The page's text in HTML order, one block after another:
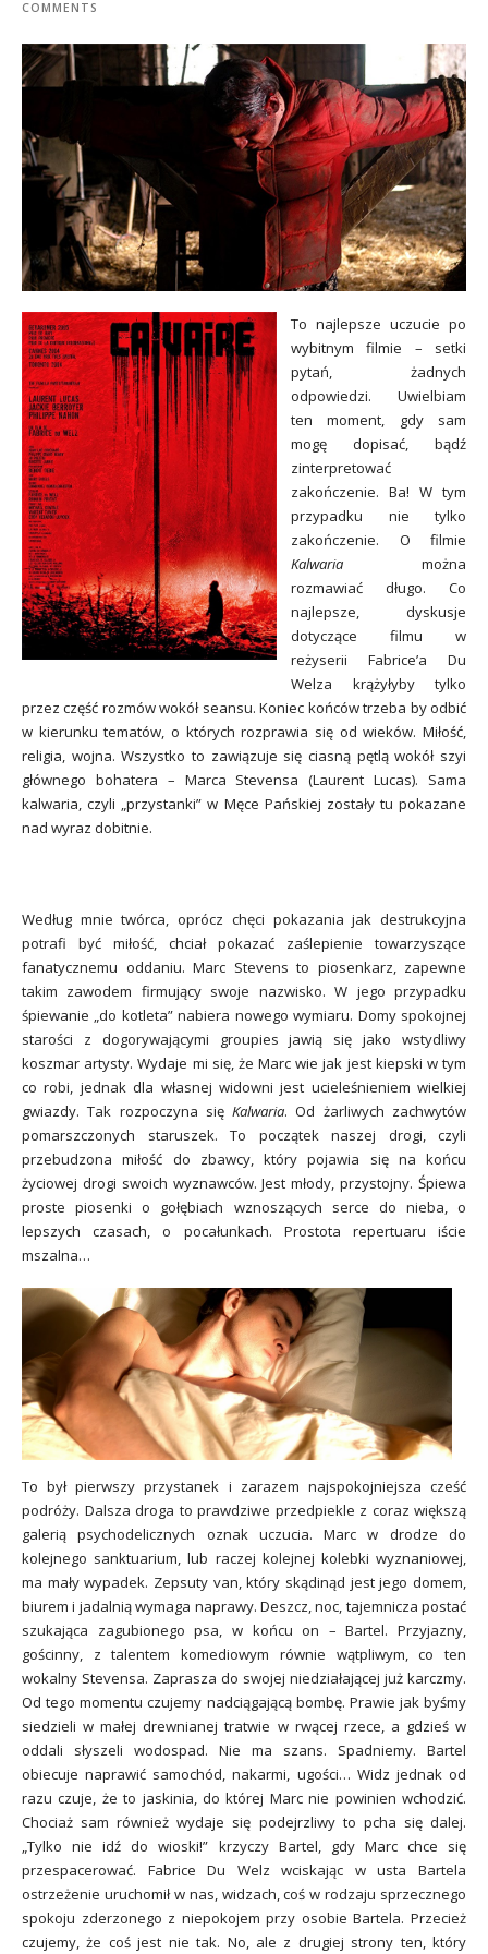
COMMENTS
To najlepsze uczucie po
wybitnym filmie – setki
pytań, żadnych
odpowiedzi. Uwielbiam
ten moment, gdy sam
mogę dopisać, bądź
zinterpretować
zakończenie. Ba! W tym
przypadku nie tylko
zakończenie. O filmie
Kalwaria można
rozmawiać długo. Co
najlepsze, dyskusje
dotyczące filmu w
reżyserii Fabrice’a Du
Welza krążyłyby tylko
przez część rozmów wokół seansu. Koniec końców trzeba by odbić
w kierunku tematów, o których rozprawia się od wieków. Miłość,
religia, wojna. Wszystko to zawiązuje się ciasną pętlą wokół szyi
głównego bohatera – Marca Stevensa (Laurent Lucas). Sama
kalwaria, czyli „przystanki” w Męce Pańskiej zostały tu pokazane
nad wyraz dobitnie.
Według mnie twórca, oprócz chęci pokazania jak destrukcyjna
potrafi być miłość, chciał pokazać zaślepienie towarzyszące
fanatycznemu oddaniu. Marc Stevens to piosenkarz, zapewne
takim zawodem firmujący swoje nazwisko. W jego przypadku
śpiewanie „do kotleta” nabiera nowego wymiaru. Domy spokojnej
starości z dogorywającymi groupies jawią się jako wstydliwy
koszmar artysty. Wydaje mi się, że Marc wie jak jest kiepski w tym
co robi, jednak dla własnej widowni jest ucieleśnieniem wielkiej
gwiazdy. Tak rozpoczyna sięKalwaria. Od żarliwych zachwytów
pomarszczonych staruszek. To początek naszej drogi, czyli
przebudzona miłość do zbawcy, który pojawia się na końcu
życiowej drogi swoich wyznawców. Jest młody, przystojny. Śpiewa
proste piosenki o gołębiach wznoszących serce do nieba, o
lepszych czasach, o pocałunkach. Prostota repertuaru iście
mszalna…
To był pierwszy przystanek i zarazem najspokojniejsza cześć
podróży. Dalsza droga to prawdziwe przedpiekle z coraz większą
galerią psychodelicznych oznak uczucia. Marc w drodze do
kolejnego sanktuarium, lub raczej kolejnej kolebki wyznaniowej,
ma mały wypadek. Zepsuty van, który skądinąd jest jego domem,
biurem i jadalnią wymaga naprawy. Deszcz, noc, tajemnicza postać
szukająca zagubionego psa, w końcu on – Bartel. Przyjazny,
gościnny, z talentem komediowym równie wątpliwym, co ten
wokalny Stevensa. Zaprasza do swojej niedziałającej już karczmy.
Od tego momentu czujemy nadciągającą bombę. Prawie jak byśmy
siedzieli w małej drewnianej tratwie w rwącej rzece, a gdzieś w
oddali słyszeli wodospad. Nie ma szans. Spadniemy. Bartel
obiecuje naprawić samochód, nakarmi, ugości… Widz jednak od
razu czuje, że to jaskinia, do której Marc nie powinien wchodzić.
Chociaż sam również wydaje się podejrzliwy to pcha się dalej.
„Tylko nie idź do wioski!” krzyczy Bartel, gdy Marc chce się
przespacerować. Fabrice Du Welz wciskając w usta Bartela
ostrzeżenie uruchomił w nas, widzach, coś w rodzaju sprzecznego
spokoju zderzonego z niepokojem przy osobie Bartela. Przecież
czujemy, że coś jest nie tak. No, ale z drugiej strony ten, który